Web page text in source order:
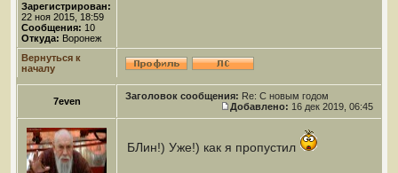
Зарегистрирован:
22 ноя 2015, 18:59
Сообщения: 10
Откуда: Воронеж
Вернуться к
началу
7even Заголовок сообщения: Re: С новым годом
Добавлено: 16 дек 2019, 06:45
БЛин!) Уже!) как я пропустил